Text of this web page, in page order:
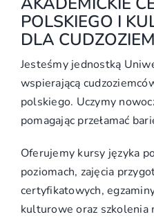
POLSKIEGO I
DLA
Jesteśmy jednostką
wspierającą
polskiego. Uczymy
pomagając przełamać
Oferujemy kursy języka
poziomach, zajęcia
certyfikatowych,
kulturowe oraz szkolenia